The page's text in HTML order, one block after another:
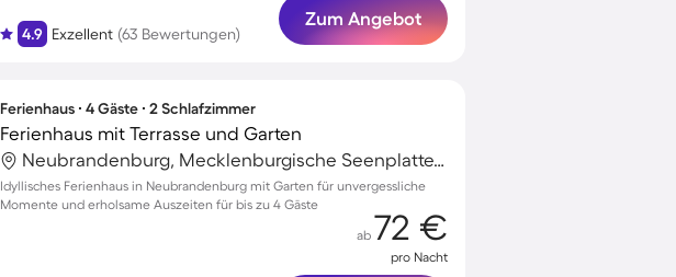
4.9 Exzellent (63 Bewertungen)
Zum Angebot
Ferienhaus ∙ 4 Gäste ∙ 2 Schlafzimmer
Ferienhaus mit Terrasse und Garten
Neubrandenburg, Mecklenburgische Seenplatte, Deutschland
Idyllisches Ferienhaus in Neubrandenburg mit Garten für unvergessliche
Momente und erholsame Auszeiten für bis zu 4 Gäste
ab 72 €
pro Nacht